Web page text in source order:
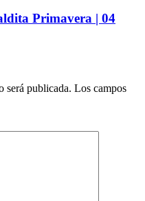
Primavera | 04
será publicada. Los campos